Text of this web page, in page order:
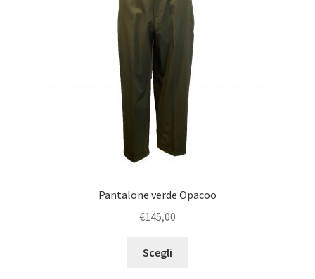
Pantalone verde Opacoo
€145,00
Scegli